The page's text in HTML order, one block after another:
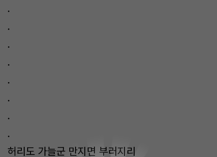
.
.
.
.
.
.
.
.
허리도 가늘군 만지면 부러지리